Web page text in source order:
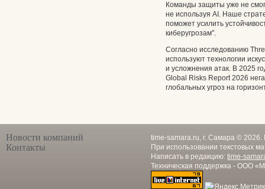
Команды защиты уже не
не используя AI. Наше
поможет усилить
киберугрозам".
Согласно исследованию
используют технологии
и усложнения атак. В 2025
Global Risks Report 2026
глобальных угроз на
Новости компаний
Контакты
time-samara.ru, г. Самара ©
При использовании текстовых
Написать в редакцию: time-
Техническая поддержка - ООО